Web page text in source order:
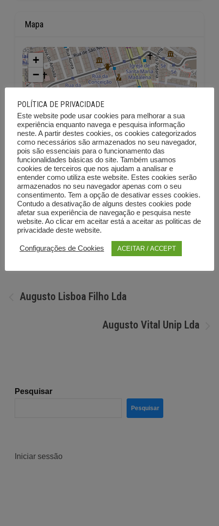
Mapa
+
−
Por
Navegação
Augusto Lisboa Filho Lda
Augusto Vital Unip Lda
Pesquisar
Pesquisar
Iniciar sessão
POLÍTICA DE PRIVACIDADE
Este website pode usar cookies para melhorar a sua
experiência enquanto navega e pesquisa informação
neste. A partir destes cookies, os cookies categorizados
como necessários são armazenados no seu navegador,
pois são essenciais para o funcionamento das
funcionalidades básicas do site. Também usamos
cookies de terceiros que nos ajudam a analisar e
entender como utiliza este website. Estes cookies serão
armazenados no seu navegador apenas com o seu
consentimento. Tem a opção de desativar esses cookies.
Contudo a desativação de alguns destes cookies pode
afetar sua experiência de navegação e pesquisa neste
website. Ao clicar em aceitar está a aceitar as politicas de
privacidade deste website.
Configurações de Cookies ACEITAR / ACCEPT